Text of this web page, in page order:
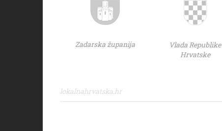
Zadarska županija
Vlada Republike
Hrvatske
lokalnahrvatska.hr